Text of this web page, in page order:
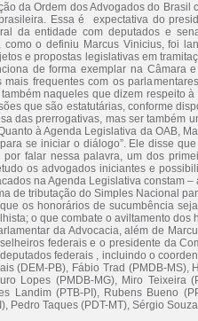
da Ordem dos Advogados do
Essa é expectativa do
da entidade com deputados e
como o definiu Marcus Vinicius, foi
e propostas legislativas em
de forma exemplar na Câmara
mais frequentes com os
naqueles que dizem respeito
que são estatutárias, conforme
das prerrogativas, mas ser também
à Agenda Legislativa da OAB,
se iniciar o diálogo”. Ele disse
por falar nessa palavra, um dos
os advogados iniciantes e
na Agenda Legislativa constam
de tributação do Simples Nacional
os honorários de sucumbência
o que combate o aviltamento
da Advocacia, além de
federais e o presidente da
federais , incluindo o
(DEM-PB), Fábio Trad (PMDB-
Lopes (PMDB-MG), Miro Teixeira
Landim (PTB-PI), Rubens Bueno
Pedro Taques (PDT-MT), Sérgio